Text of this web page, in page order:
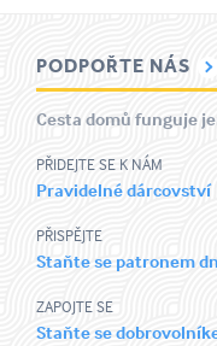
PODPOŘTE NÁS
Cesta domů funguje
PŘIDEJTE SE K NÁM
Pravidelné dárcovství
PŘISPĚJTE
Staňte se patronem
ZAPOJTE SE
Staňte se